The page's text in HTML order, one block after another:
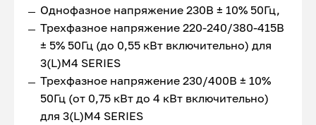
Однофазное напряжение 230В ± 10% 50Гц,
Трехфазное напряжение 220-240/380-415В
± 5% 50Гц (до 0,55 кВт включительно) для
3(L)M4 SERIES
Трехфазное напряжение 230/400В ± 10%
50Гц (от 0,75 кВт до 4 кВт включительно)
для 3(L)M4 SERIES